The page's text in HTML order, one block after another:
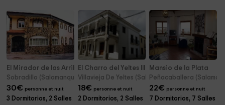
El Mirador de las Arribes I
Sobradillo (Salamanque)
30€ personne et nuit
3 Dormitorios, 2 Salles
El Charro del Yeltes III
Villavieja De Yeltes (Salamanque)
18€ personne et nuit
2 Dormitorios, 2 Salles
Mansio de la Plata
Peñacaballera
22€ personne et nuit
7 Dormitorios, 7 Salles